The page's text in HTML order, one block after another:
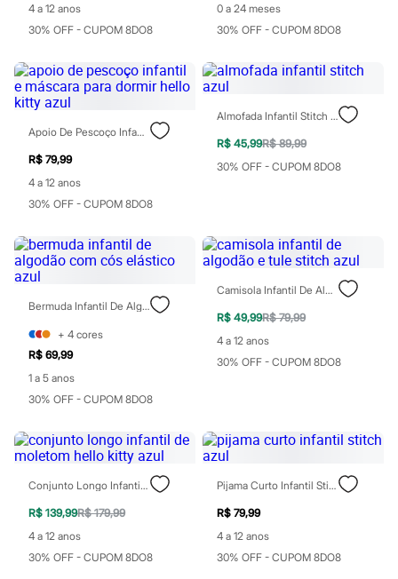
Cintos
Óculos
Calçados
Botas
Chinelos
Rasteirinhas
Sandálias
Sapatilhas
Tênis
Marcas
City
Clock House
Sawary
Yessica
Moda esportiva
Acessórios
Blusas
Leggings
Shorts e Bermudas
Tops
Moda íntima
Calcinhas
Meias
Pijamas
Sutiãs e Tops
Moda praia
Biquínis
Maiôs
Personagens
Plus size
4 a 12 anos
30% OFF - CUPOM 8DO8
0 a 24 meses
30% OFF - CUPOM 8DO8
Apoio De Pescoço Infantil E Máscara Para Dormir Hello Kitty Azul
R$ 79,99
4 a 12 anos
30% OFF - CUPOM 8DO8
Almofada Infantil Stitch Azul
R$ 45,99R$ 89,99
30% OFF - CUPOM 8DO8
Bermuda Infantil De Algodão Com Cós Elástico Azul
+ 4 cores
R$ 69,99
1 a 5 anos
30% OFF - CUPOM 8DO8
Camisola Infantil De Algodão E Tule Stitch Azul
R$ 49,99R$ 79,99
4 a 12 anos
30% OFF - CUPOM 8DO8
Conjunto Longo Infantil De Moletom Hello Kitty Azul
R$ 139,99R$ 179,99
4 a 12 anos
30% OFF - CUPOM 8DO8
Pijama Curto Infantil Stitch Azul
R$ 79,99
4 a 12 anos
30% OFF - CUPOM 8DO8